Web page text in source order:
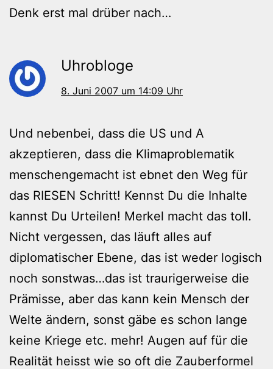
Denk erst mal drüber nach…
Uhrobloge
8. Juni 2007 um 14:09 Uhr
Und nebenbei, dass die US und A
akzeptieren, dass die Klimaproblematik
menschengemacht ist ebnet den Weg für
das RIESEN Schritt! Kennst Du die Inhalte
kannst Du Urteilen! Merkel macht das toll.
Nicht vergessen, das läuft alles auf
diplomatischer Ebene, das ist weder logisch
noch sonstwas…das ist traurigerweise die
Prämisse, aber das kann kein Mensch der
Welte ändern, sonst gäbe es schon lange
keine Kriege etc. mehr! Augen auf für die
Realität heisst wie so oft die Zauberformel